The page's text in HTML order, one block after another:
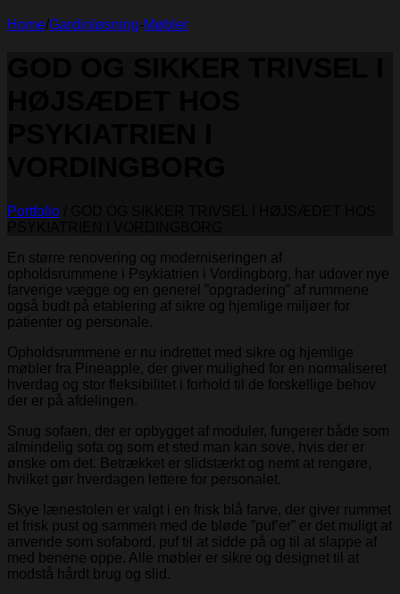
Home/Gardinløsning-Møbler
Portfolio
En større renovering og moderniseringen af
opholdsrummene i Psykiatrien i Vordingborg, har udover nye
farverige vægge og en generel ”opgradering” af rummene
også budt på etablering af sikre og hjemlige miljøer for
patienter og personale.
Opholdsrummene er nu indrettet med sikre og hjemlige
møbler fra Pineapple, der giver mulighed for en normaliseret
hverdag og stor fleksibilitet i forhold til de forskellige behov
der er på afdelingen.
Snug sofaen, der er opbygget af moduler, fungerer både som
almindelig sofa og som et sted man kan sove, hvis der er
ønske om det. Betrækket er slidstærkt og nemt at rengøre,
hvilket gør hverdagen lettere for personalet.
Skye lænestolen er valgt i en frisk blå farve, der giver rummet
et frisk pust og sammen med de bløde ”puf’er” er det muligt at
anvende som sofabord, puf til at sidde på og til at slappe af
med benene oppe. Alle møbler er sikre og designet til at
modstå hårdt brug og slid.